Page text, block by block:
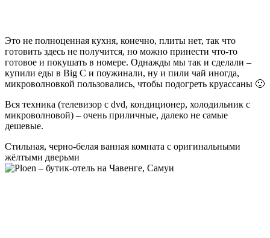
Это не полноценная кухня, конечно, плиты нет, так что
готовить здесь не получится, но можно принести что-то
готовое и покушать в номере. Однажды мы так и сделали –
купили еды в Big C и поужинали, ну и пили чай иногда,
микроволновкой пользовались, чтобы подогреть круассаны 🙂
Вся техника (телевизор с dvd, кондиционер, холодильник с
микроволновой) – очень приличные, далеко не самые
дешевые.
Стильная, черно-белая ванная комната с оригинальными
жёлтыми дверьми